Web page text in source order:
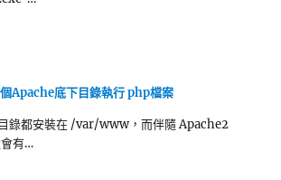
Apache底下目錄執行 php檔案
錄都安裝在 /var/www，而伴隨 Apache2
有…